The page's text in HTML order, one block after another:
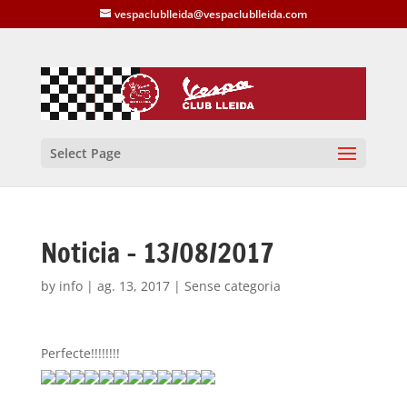
vespaclublleida@vespaclublleida.com
Select Page
Noticia – 13/08/2017
by info| ag. 13, 2017| Sense categoria
Perfecte!!!!!!!!